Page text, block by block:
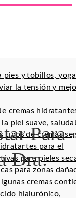
pies y tobillos, yoga
la tensión y
cremas
piel suave,
tipos de cremas
para el
para pieles
para zonas
cremas
hialurónico,
Para
Dra.